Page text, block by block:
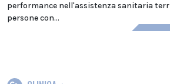
performance nell'assistenza sanitaria
persone con...